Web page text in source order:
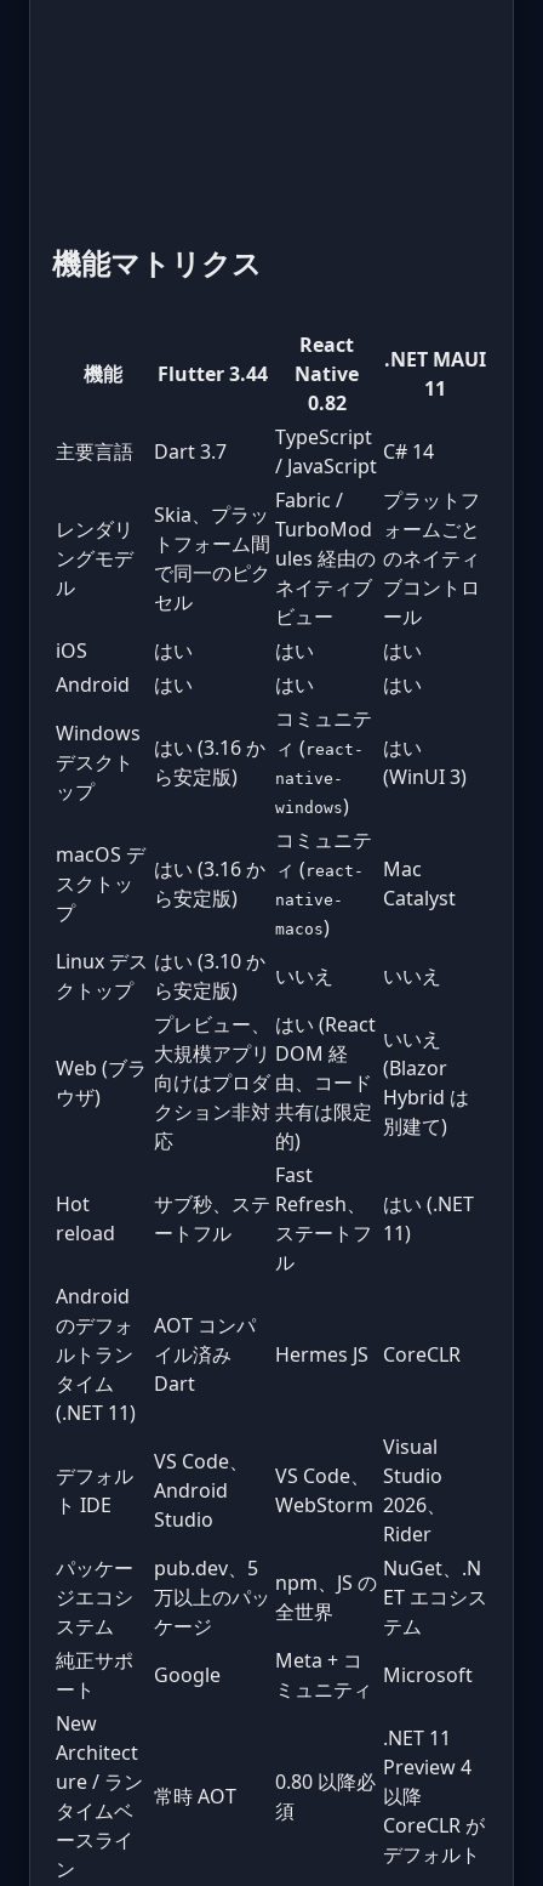
機能マトリクス
機能 Flutter 3.44
React
Native
0.82
.NET MAUI
11
主要言語 Dart 3.7
TypeScript
/ JavaScript
C# 14
レンダリ
ングモデ
ル
Skia、プラッ
トフォーム間
で同一のピク
セル
Fabric /
TurboMod
ules 経由の
ネイティブ
ビュー
プラットフ
ォームごと
のネイティ
ブコントロ
ール
iOS
はい はい
はい
Android
はい はい
はい
Windows
デスクト
ップ
はい (3.16 か
ら安定版)
コミュニテ
ィ ( react-
native-
windows)
はい
(WinUI 3)
macOS デ
スクトッ
プ
はい (3.16 か
ら安定版)
コミュニテ
ィ ( react-
native-
macos)
Mac
Catalyst
Linux デス
クトップ
はい (3.10 か
ら安定版)
いいえ いいえ
Web (ブラ
ウザ)
プレビュー、
大規模アプリ
向けはプロダ
クション非対
応
はい (React
DOM 経
由、コード
共有は限定
的)
いいえ
(Blazor
Hybrid は
別建て)
Hot
reload
サブ秒、ステ
ートフル
Fast
Refresh、
ステートフ
ル
はい (.NET
11)
Android
のデフォ
ルトラン
タイム
(.NET 11)
AOT コンパ
イル済み
Dart
Hermes JS CoreCLR
デフォル
ト IDE
VS Code、
Android
Studio
VS Code、
WebStorm
Visual
Studio
2026、
Rider
パッケー
ジエコシ
ステム
pub.dev、5
万以上のパッ
ケージ
npm、JS の
全世界
NuGet、.N
ET エコシス
テム
純正サポ
ート
Google
Meta + コ
ミュニティ
Microsoft
New
Architect
ure / ラン
タイムベ
ースライ
ン
常時 AOT
0.80 以降必
須
.NET 11
Preview 4
以降
CoreCLR が
デフォルト